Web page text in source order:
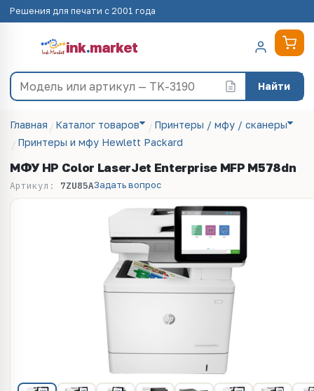
Решения для печати с 2001 года
ink.market
Найти
Главная Каталог товаров
Принтеры / мфу / сканеры
Принтеры и мфу Hewlett Packard
МФУ HP Color LaserJet Enterprise MFP M578dn
Артикул: 7ZU85AЗадать вопрос